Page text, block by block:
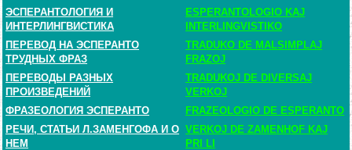
ЭСПЕРАНТОЛОГИЯ И
ИНТЕРЛИНГВИСТИКА
ESPERANTOLOGIO KAJ
INTERLINGVISTIKO
ПЕРЕВОД НА ЭСПЕРАНТО
ТРУДНЫХ ФРАЗ
TRADUKO DE MALSIMPLAJ
FRAZOJ
ПЕРЕВОДЫ РАЗНЫХ
ПРОИЗВЕДЕНИЙ
TRADUKOJ DE DIVERSAJ
VERKOJ
ФРАЗЕОЛОГИЯ ЭСПЕРАНТО
FRAZEOLOGIO DE ESPERANTO
РЕЧИ, СТАТЬИ Л.ЗАМЕНГОФА И О
НЕМ
VERKOJ DE ZAMENHOF KAJ
PRI LI